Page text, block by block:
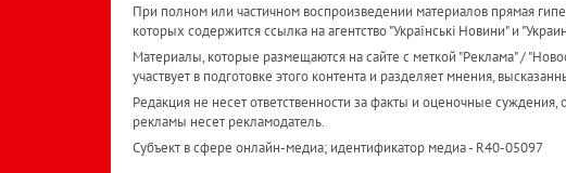
При полном или частичном воспроизведении материалов прямая
которых содержится ссылка на агентство "Українськi Новини" и
Материалы, которые размещаются на сайте с меткой "Реклама" /
участвует в подготовке этого контента и разделяет мнения,
Редакция не несет ответственности за факты и оценочные
рекламы несет рекламодатель.
Субъект в сфере онлайн-медиа; идентификатор медиа - R40-05097